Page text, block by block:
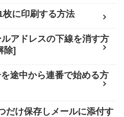
に印刷する方法
アドレスの下線を消す方
除]
途中から連番で始める方
だけ保存しメールに添付す